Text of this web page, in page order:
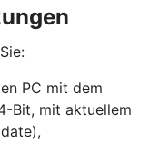
PC mit dem
Bit, mit aktuellem